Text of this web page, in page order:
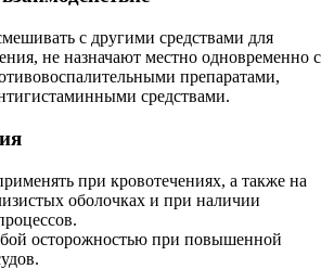
с другими средствами для
не назначают местно одновременно с
препаратами,
средствами.
при кровотечениях, а также на
оболочках и при наличии
осторожностью при повышенной